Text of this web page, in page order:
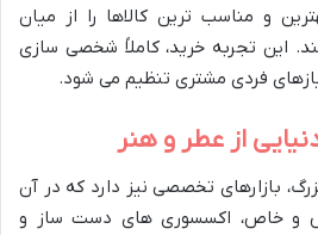
و مناسب ترین کالاها را از میان
این تجربه خرید، کاملاً شخصی سازی
فردی مشتری تنظیم می شود.
از عطر و هنر
بازارهای تخصصی نیز دارد که در آن
و خاص، اکسسوری های دست ساز و